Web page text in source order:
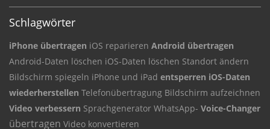
Schlagwörter
iPhone übertragen iOS reparieren Android übertragen
Android-Daten löschen iOS-Daten löschen Standort ändern
Bildschirm spiegeln iPhone und iPad entsperren iOS-Daten
wiederherstellen Telefonübertragung Bildschirm aufzeichnen
Video verbessern Sprachgenerator WhatsApp- Voice-Changer
übertragen Video konvertieren